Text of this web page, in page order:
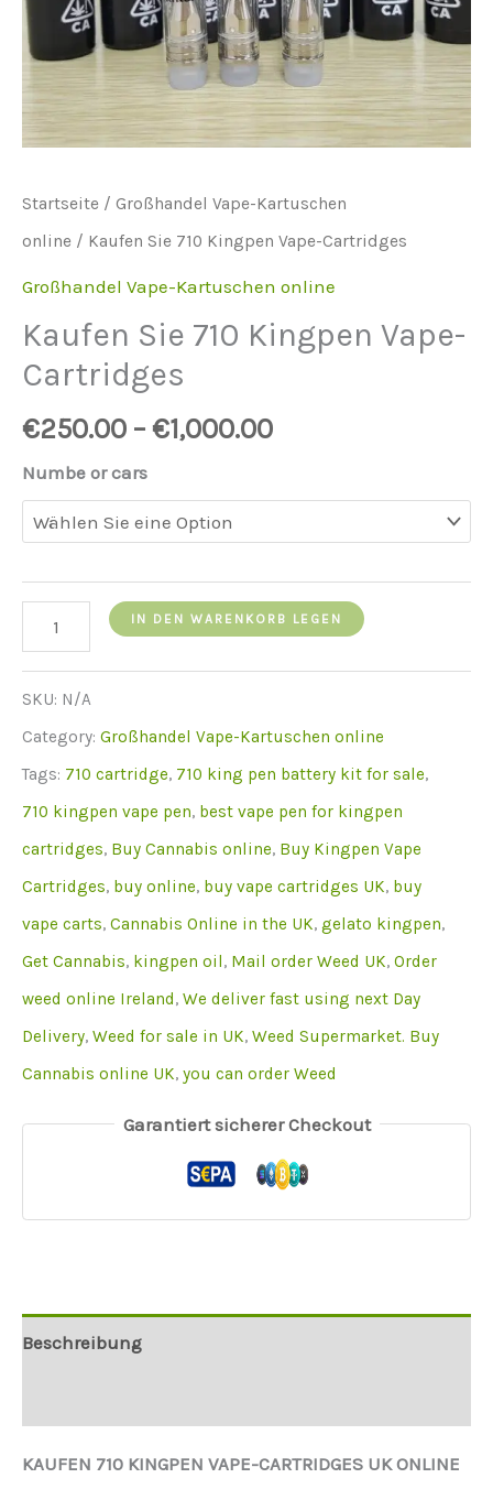
Startseite / Großhandel Vape-Kartuschen
online / Kaufen Sie 710 Kingpen Vape-Cartridges
Großhandel Vape-Kartuschen online
Kaufen Sie 710 Kingpen Vape-
Cartridges
€250.00 – €1,000.00
Numbe or cars
710
Kingpen
Vape-
Cartridges
menge
IN DEN WARENKORB LEGEN
SKU: N/A
Category: Großhandel Vape-Kartuschen online
Tags: 710 cartridge, 710 king pen battery kit for sale,
710 kingpen vape pen, best vape pen for kingpen
cartridges, Buy Cannabis online, Buy Kingpen Vape
Cartridges, buy online, buy vape cartridges UK, buy
vape carts, Cannabis Online in the UK, gelato kingpen,
Get Cannabis, kingpen oil, Mail order Weed UK, Order
weed online Ireland, We deliver fast using next Day
Delivery, Weed for sale in UK, Weed Supermarket. Buy
Cannabis online UK, you can order Weed
Garantiert sicherer Checkout
Beschreibung
KAUFEN 710 KINGPEN VAPE-CARTRIDGES UK ONLINE